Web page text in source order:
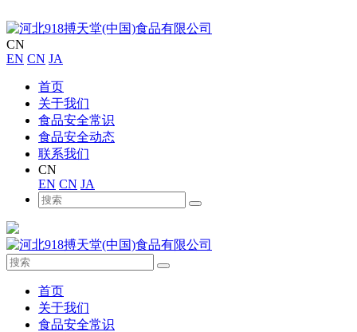
CN
EN CN JA
首页
关于我们
食品安全常识
食品安全动态
联系我们
CN
EN CN JA
首页
关于我们
食品安全常识